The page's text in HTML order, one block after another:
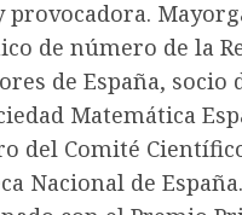
provocadora.
de número de la
de España, socio
Matemática
del Comité
Nacional de